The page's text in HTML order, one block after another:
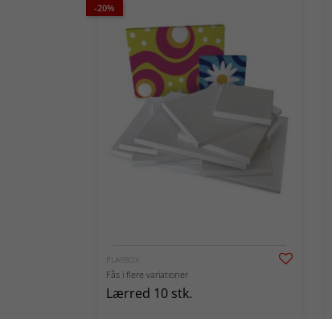
-20%
PLAYBOX
Fås i flere variationer
Lærred 10 stk.